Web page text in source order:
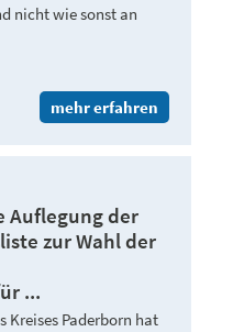
nicht wie sonst an
mehr erfahren
Auflegung der
zur Wahl der
...
Kreises Paderborn hat